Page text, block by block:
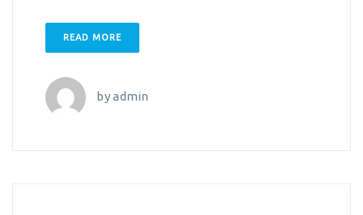
READ MORE
byadmin